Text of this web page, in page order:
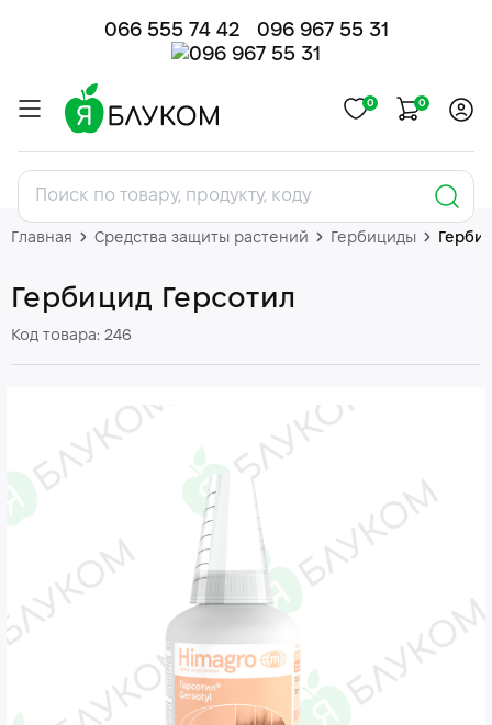
066 555 74 42 096 967 55 31
0 0
Главная Средства защиты растений Гербициды
Гербицид Герсотил
Код товара: 246